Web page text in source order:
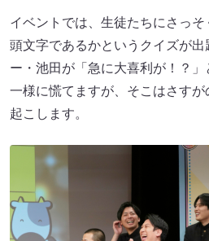
イベントでは、生徒たちにさっ
頭文字であるかというクイズが
ー・池田が「急に大喜利が！？
一様に慌てますが、そこはさす
起こします。